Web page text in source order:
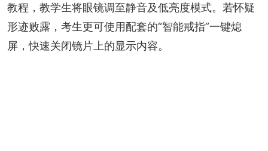
教程，教学生将眼镜调至静音及低亮度模式。若怀疑
形迹败露，考生更可使用配套的“智能戒指”一键熄
屏，快速关闭镜片上的显示内容。